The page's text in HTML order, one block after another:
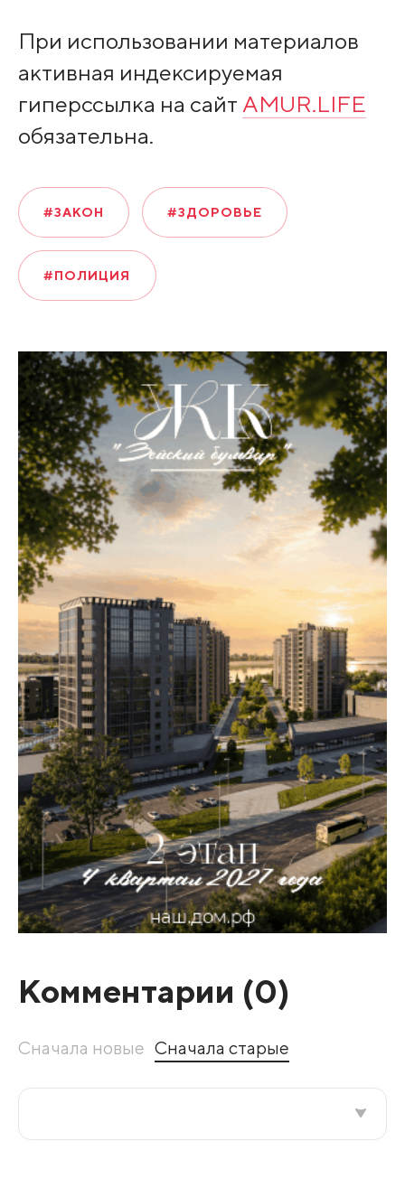
При использовании материалов
активная индексируемая
гиперссылка на сайт AMUR.LIFE
обязательна.
#ЗАКОН #ЗДОРОВЬЕ
#ПОЛИЦИЯ
Комментарии (0)
Сначала новые Сначала старые